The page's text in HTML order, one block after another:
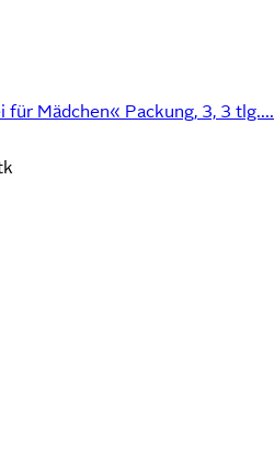
Mädchen« Packung, 3, 3 tlg....